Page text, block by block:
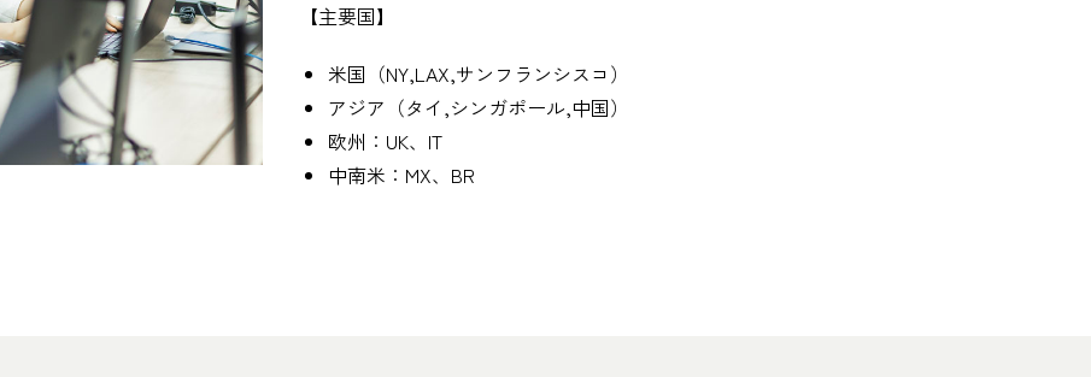
【主要国】
米国（NY,LAX,サンフランシスコ）
アジア（タイ,シンガポール,中国）
欧州：UK、IT
中南米：MX、BR